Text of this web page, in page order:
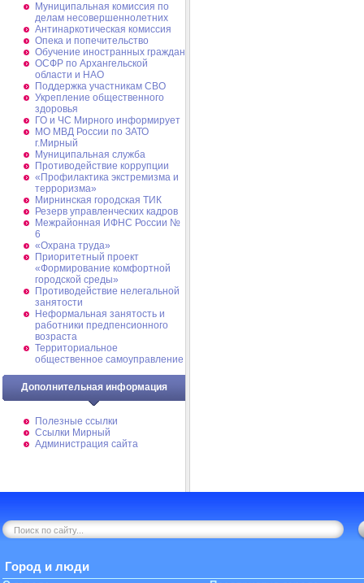
Муниципальная комиссия по
делам несовершеннолетних
Антинаркотическая комиссия
Опека и попечительство
Обучение иностранных граждан
ОСФР по Архангельской
области и НАО
Поддержка участникам СВО
Укрепление общественного
здоровья
ГО и ЧС Мирного информирует
МО МВД России по ЗАТО
г.Мирный
Муниципальная cлужба
Противодействие коррупции
«Профилактика экстремизма и
терроризма»
Мирнинская городская ТИК
Резерв управленческих кадров
Межрайонная ИФНС России №
6
«Охрана труда»
Приоритетный проект
«Формирование комфортной
городской среды»
Противодействие нелегальной
занятости
Неформальная занятость и
работники предпенсионного
возраста
Территориальное
общественное самоуправление
Дополнительная информация
Полезные ссылки
Ссылки Мирный
Администрация сайта
Город и люди